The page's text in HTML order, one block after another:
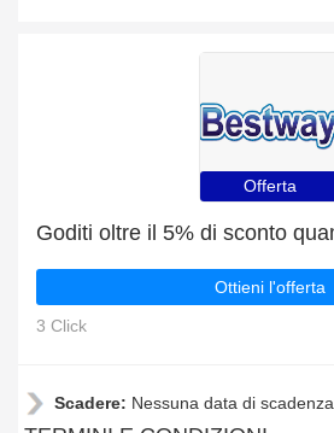
Offerta
Ottieni l'offerta
3 Click
Scadere: Nessuna data di scadenza